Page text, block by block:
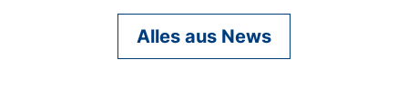
Alles aus News